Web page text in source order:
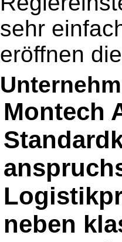
sehr
eröffnen
Montech
neben